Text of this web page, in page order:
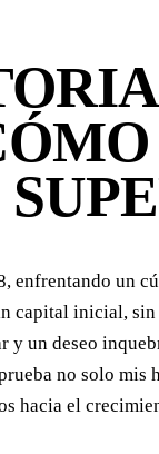
un
inicial,
un deseo
no solo
hacia el